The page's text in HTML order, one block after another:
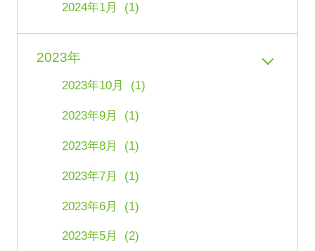
2024年1月 (1)
2023年
2023年10月 (1)
2023年9月 (1)
2023年8月 (1)
2023年7月 (1)
2023年6月 (1)
2023年5月 (2)